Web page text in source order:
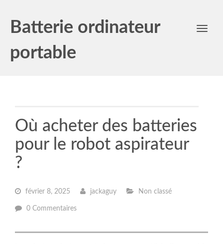
Batterie ordinateur
portable
Toggle
Où acheter des batteries
pour le robot aspirateur
?
février 8, 2025 jackaguy Non classé
0 Commentaires